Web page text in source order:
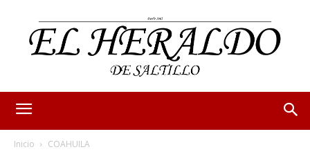
Inicio COAHUILA